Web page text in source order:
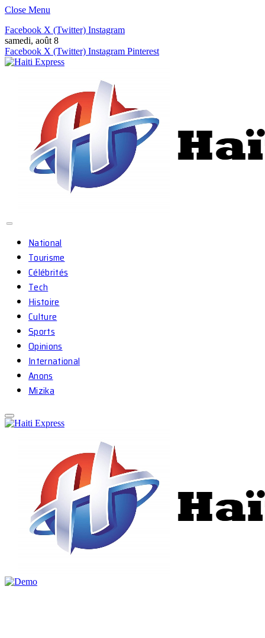
Close Menu
Facebook X (Twitter) Instagram
samedi, août 8
Facebook X (Twitter) Instagram Pinterest
National
Tourisme
Célébrités
Tech
Histoire
Culture
Sports
Opinions
International
Anons
Mizika